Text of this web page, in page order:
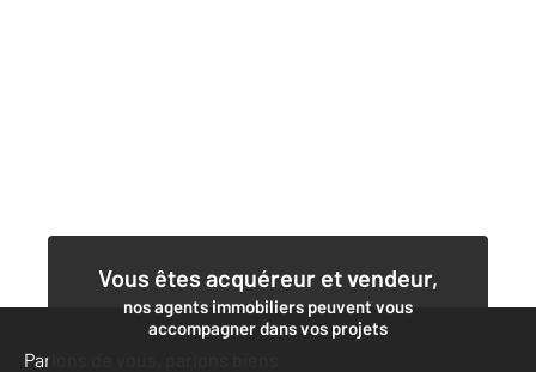
Vous êtes acquéreur et vendeur,
nos agents immobiliers peuvent vous
accompagner dans vos projets
Parlons de vous, parlons biens